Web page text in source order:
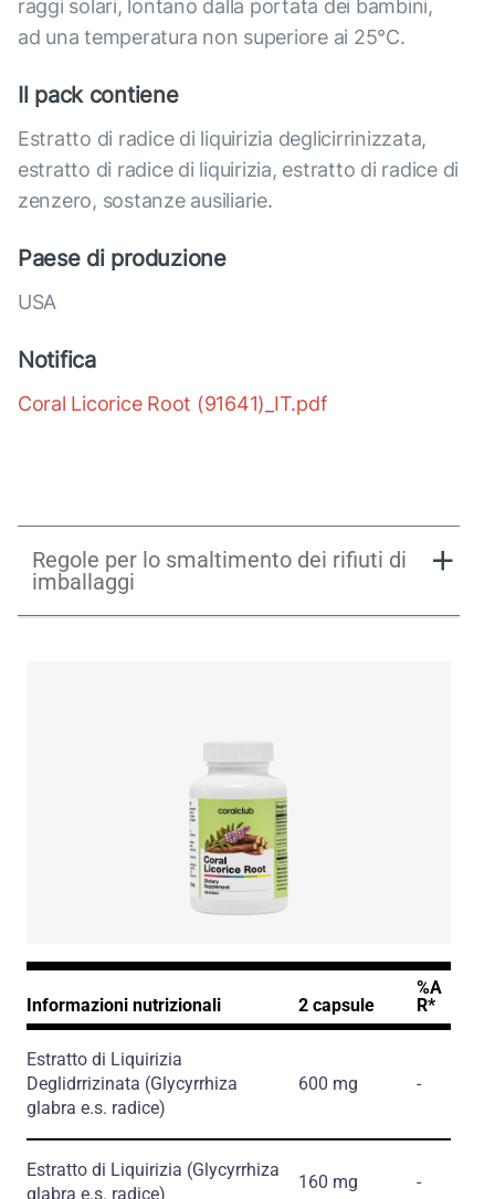
raggi solari, lontano dalla portata dei bambini,
ad una temperatura non superiore ai 25°C.
Il pack contiene
Estratto di radice di liquirizia deglicirrinizzata,
estratto di radice di liquirizia, estratto di radice di
zenzero, sostanze ausiliarie.
Paese di produzione
USA
Notifica
Coral Licorice Root (91641)_IT.pdf
Regole per lo smaltimento dei rifiuti di
imballaggi
Informazioni nutrizionali 2 capsule
%A
R*
Estratto di Liquirizia
Deglidrrizinata (Glycyrrhiza
glabra e.s. radice)
600 mg -
Estratto di Liquirizia (Glycyrrhiza
glabra e.s. radice)
160 mg -